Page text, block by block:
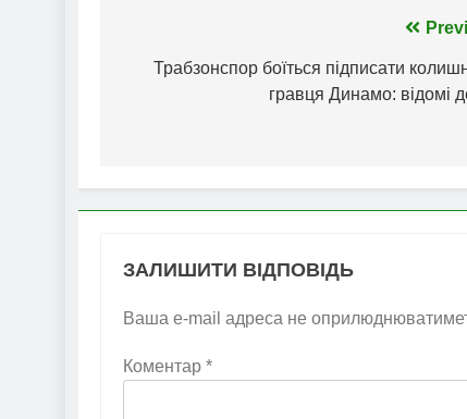
записів
Трабзонспор боїться підписати
гравця Динамо: відомі
ЗАЛИШИТИ ВІДПОВІДЬ
Ваша e-mail адреса не
Коментар *